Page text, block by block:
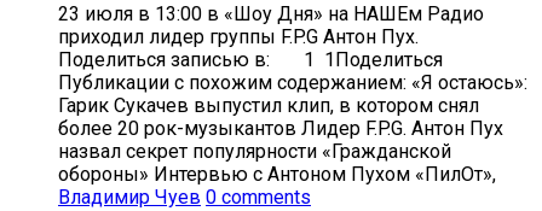
23 июля в 13:00 в «Шоу Дня» на НАШЕм Радио
приходил лидер группы F.P.G Антон Пух.
Поделиться записью в: 1 1Поделиться
Публикации с похожим содержанием: «Я остаюсь»:
Гарик Сукачев выпустил клип, в котором снял
более 20 рок-музыкантов Лидер F.P.G. Антон Пух
назвал секрет популярности «Гражданской
обороны» Интервью с Антоном Пухом «ПилОт»,
Владимир Чуев 0 comments